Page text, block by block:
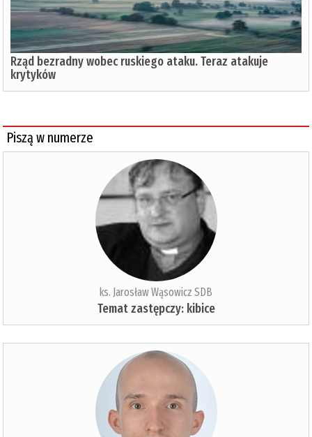
Rząd bezradny wobec ruskiego ataku. Teraz atakuje
krytyków
Piszą w numerze
ks. Jarosław Wąsowicz SDB
Temat zastępczy: kibice